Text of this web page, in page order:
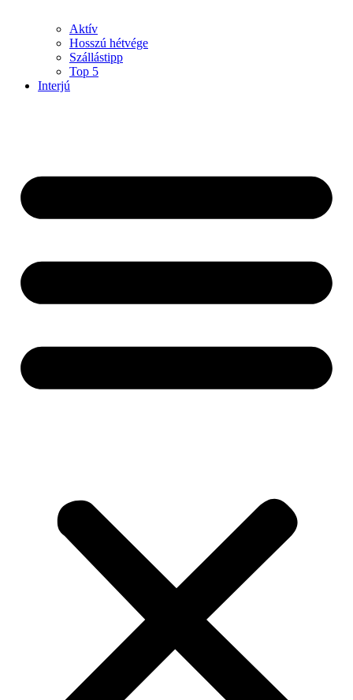
Aktív
Hosszú hétvége
Szállástipp
Top 5
Interjú